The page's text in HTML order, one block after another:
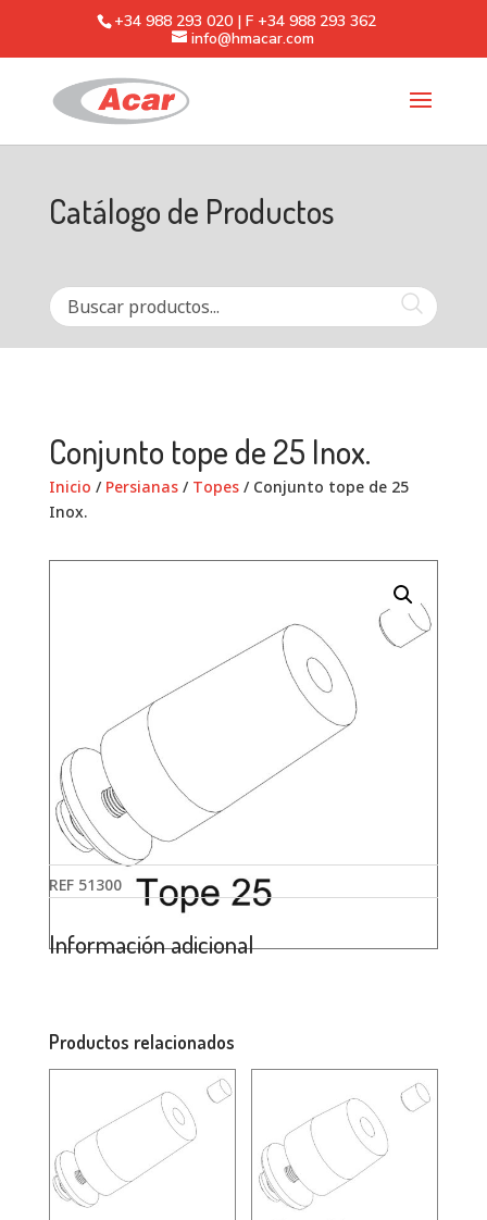
+34 988 293 020 | F +34 988 293 362
info@hmacar.com
Catálogo de Productos
Conjunto tope de 25 Inox.
Inicio / Persianas/ Topes/ Conjunto tope de 25
Inox.
REF 51300
Información adicional
Productos relacionados